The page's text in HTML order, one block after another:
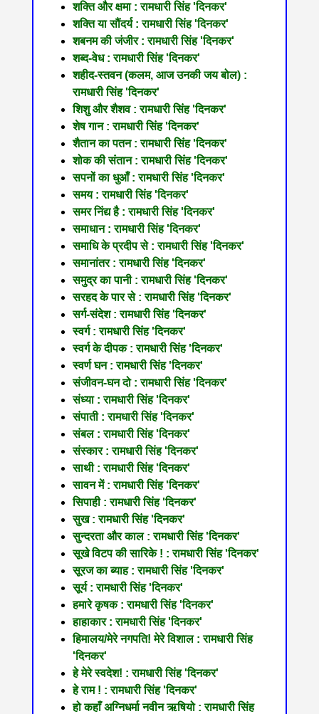
शक्ति और क्षमा : रामधारी सिंह 'दिनकर'
शक्ति या सौंदर्य : रामधारी सिंह 'दिनकर'
शबनम की जंजीर : रामधारी सिंह 'दिनकर'
शब्द-वेध : रामधारी सिंह 'दिनकर'
शहीद-स्तवन (कलम, आज उनकी जय बोल) :
रामधारी सिंह 'दिनकर'
शिशु और शैशव : रामधारी सिंह 'दिनकर'
शेष गान : रामधारी सिंह 'दिनकर'
शैतान का पतन : रामधारी सिंह 'दिनकर'
शोक की संतान : रामधारी सिंह 'दिनकर'
सपनों का धुआँ : रामधारी सिंह 'दिनकर'
समय : रामधारी सिंह 'दिनकर'
समर निंद्य है : रामधारी सिंह 'दिनकर'
समाधान : रामधारी सिंह 'दिनकर'
समाधि के प्रदीप से : रामधारी सिंह 'दिनकर'
समानांतर : रामधारी सिंह 'दिनकर'
समुद्र का पानी : रामधारी सिंह 'दिनकर'
सरहद के पार से : रामधारी सिंह 'दिनकर'
सर्ग-संदेश : रामधारी सिंह 'दिनकर'
स्वर्ग : रामधारी सिंह 'दिनकर'
स्वर्ग के दीपक : रामधारी सिंह 'दिनकर'
स्वर्ण घन : रामधारी सिंह 'दिनकर'
संजीवन-घन दो : रामधारी सिंह 'दिनकर'
संध्या : रामधारी सिंह 'दिनकर'
संपाती : रामधारी सिंह 'दिनकर'
संबल : रामधारी सिंह 'दिनकर'
संस्कार : रामधारी सिंह 'दिनकर'
साथी : रामधारी सिंह 'दिनकर'
सावन में : रामधारी सिंह 'दिनकर'
सिपाही : रामधारी सिंह 'दिनकर'
सुख : रामधारी सिंह 'दिनकर'
सुन्दरता और काल : रामधारी सिंह 'दिनकर'
सूखे विटप की सारिके ! : रामधारी सिंह 'दिनकर'
सूरज का ब्याह : रामधारी सिंह 'दिनकर'
सूर्य : रामधारी सिंह 'दिनकर'
हमारे कृषक : रामधारी सिंह 'दिनकर'
हाहाकार : रामधारी सिंह 'दिनकर'
हिमालय/मेरे नगपति! मेरे विशाल : रामधारी सिंह
'दिनकर'
हे मेरे स्वदेश! : रामधारी सिंह 'दिनकर'
हे राम ! : रामधारी सिंह 'दिनकर'
हो कहाँ अग्निधर्मा नवीन ऋषियो : रामधारी सिंह